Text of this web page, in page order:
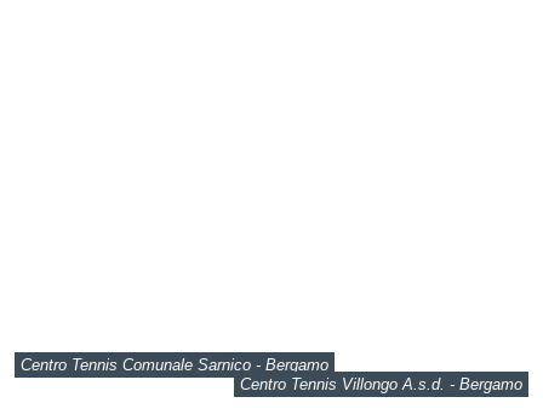
Centro Tennis Comunale Sarnico - Bergamo
Centro Tennis Villongo A.s.d. - Bergamo